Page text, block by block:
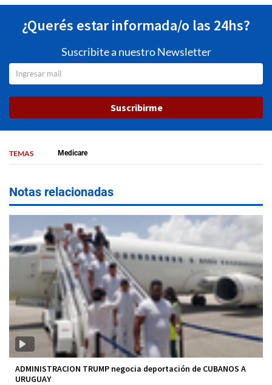
¿Querés estar informada/o las 24hs?
Suscribite a nuestro Newsletter
Suscribirme
TEMAS Medicare
Notas relacionadas
ADMINISTRACION TRUMP negocia deportación de CUBANOS A
URUGUAY